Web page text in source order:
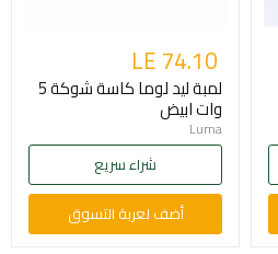
LE 74.10
لمبة ليد لوما كاسة شوكة 5
وات ابيض
Luma
شراء سريع
أضف لعربة التسوق